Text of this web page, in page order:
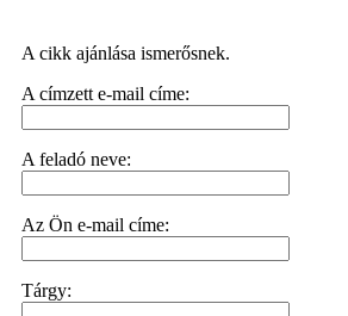
A cikk ajánlása ismerősnek.
A címzett e-mail címe:
A feladó neve:
Az Ön e-mail címe:
Tárgy: